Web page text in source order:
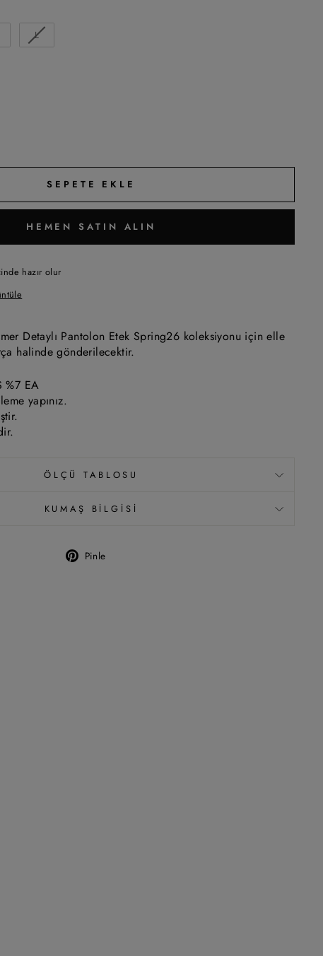
L
SEPETE EKLE
HEMEN SATIN ALIN
hazır olur
Detaylı Pantolon Etek Spring26 koleksiyonu için elle
halinde gönderilecektir.
%7 EA
yapınız.
ÖLÇÜ TABLOSU
KUMAŞ BILGISI
Pinle